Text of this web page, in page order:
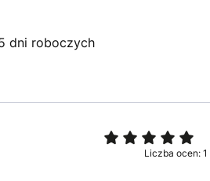
dni roboczych
Liczba ocen: 1